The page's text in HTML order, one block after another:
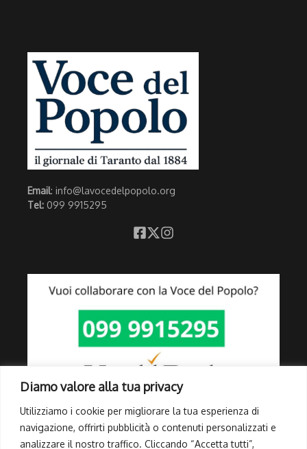
Diamo valore alla tua privacy
Utilizziamo i cookie per migliorare la tua esperienza di
navigazione, offrirti pubblicità o contenuti personalizzati e
analizzare il nostro traffico. Cliccando “Accetta tutti”,
Email: info@lavocedelpopolo.org
Tel: 099 9915295